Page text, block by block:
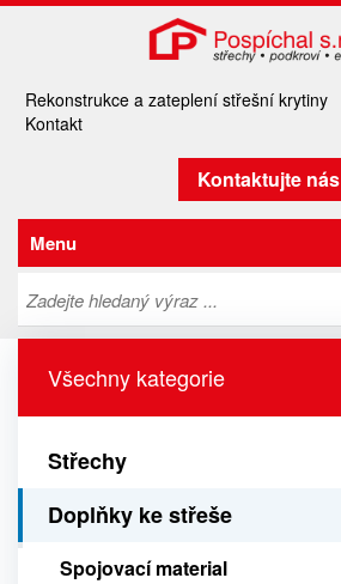
Rekonstrukce a zateplení střešní krytiny
Kontakt
Kontaktujte nás
Menu
Všechny kategorie
Střechy
Doplňky ke střeše
Spojovací material